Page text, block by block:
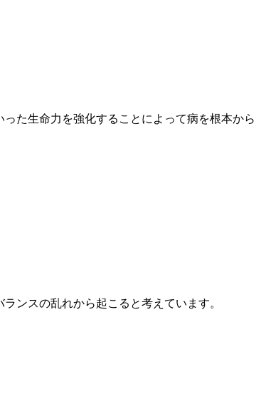
た生命力を強化することによって病を根本から
ンスの乱れから起こると考えています。